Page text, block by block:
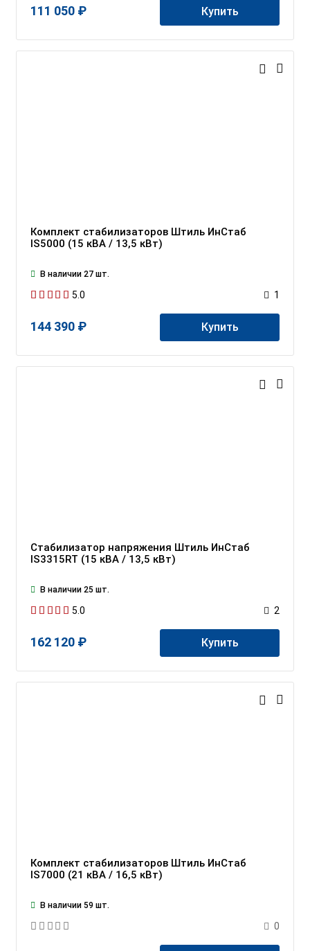
111 050 ₽ Купить
Комплект стабилизаторов Штиль ИнСтаб
IS5000 (15 кВА / 13,5 кВт)
В наличии 27 шт.
5.0 1
144 390 ₽ Купить
Стабилизатор напряжения Штиль ИнСтаб
IS3315RT (15 кВА / 13,5 кВт)
В наличии 25 шт.
5.0 2
162 120 ₽ Купить
Комплект стабилизаторов Штиль ИнСтаб
IS7000 (21 кВА / 16,5 кВт)
В наличии 59 шт.
0